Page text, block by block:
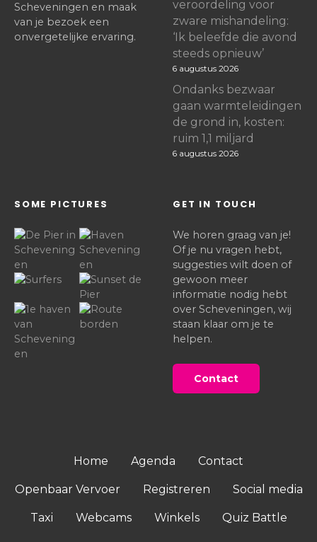
Scheveningen en maak
van je bezoek een
onvergetelijke ervaring.
veroordeling voor
zware mishandeling:
‘Ik beleefde die avond
steeds opnieuw’
6 augustus 2026
Ondanks bezwaar
gaan warmteleidingen
de grond in, kosten:
ruim 1,1 miljard
6 augustus 2026
SOME PICTURES GET IN TOUCH
We horen graag van je!
Of je nu vragen hebt,
suggesties wilt doen of
gewoon meer
informatie nodig hebt
over Scheveningen, wij
staan klaar om je te
helpen.
Contact
Home Agenda Contact
Openbaar Vervoer Registreren Social media
Taxi Webcams Winkels Quiz Battle